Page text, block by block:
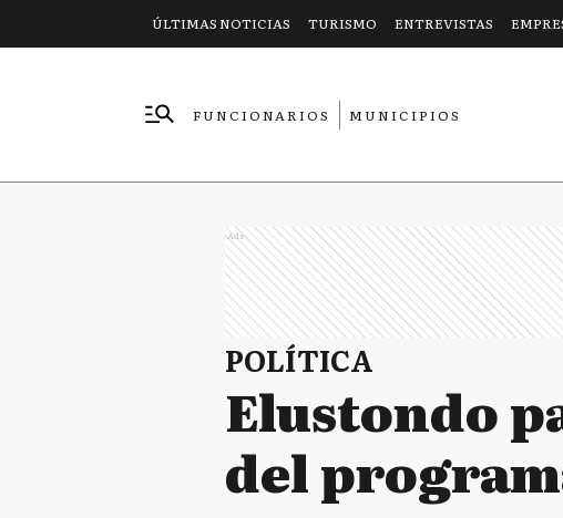
ÚLTIMAS NOTICIAS TURISMO ENTREVISTAS
FUNCIONARIOS
MUNICIPIOS
Ads
POLÍTICA
Elustondo
del